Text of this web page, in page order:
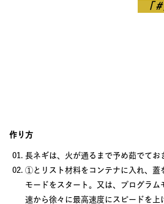
「
作り方
長ネギは、火が通るまで予め茹でてお
①とリスト材料をコンテナに入れ、蓋
モードをスタート。又は、プログラム
速から徐々に最高速度にスピードを上